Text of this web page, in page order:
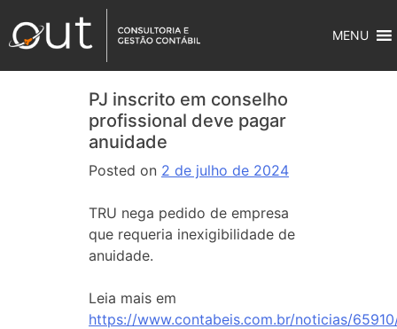
MENU
PJ inscrito em conselho
profissional deve pagar
anuidade
Posted on 2 de julho de 2024
TRU nega pedido de empresa
que requeria inexigibilidade de
anuidade.
Leia mais em
https://www.contabeis.com.br/noticias/